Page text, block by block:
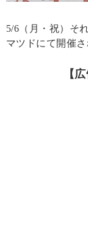
5/6（月・祝）そ
マツドにて開催さ
【